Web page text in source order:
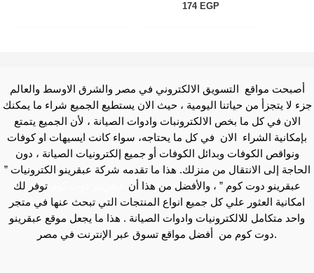
174 EGP
أصبحت مواقع التسويق الالكتروني في مصر والشرق الاوسط والعالم
جزء لا يتجزأ من حياتنا اليومية ، حيث الان يستطيع الجميع شراء ما يمكنك
الان في كل ما بخص الالكترونبات وادوات الصيانة ، لأن الجميع يتمتع
بإمكانية الشراء الان في كل ما يحتاجه، سواء كانت ايسيهات او كوفات
ونواقص الكوفات وبدائل الكوفات أو جميع إلكترونيات الصيانة ، دون
الحاجة إلى الانتقال من منزلك. هذا ما تقدمه شركة عبقرينو الكترونيات ”
عبقرينو دوت كوم ” ، والأفضل من هذا أن
توفر لك
امكانية العثور علي كل جميع انواع المنتجات التي تبحث عنها في متجر
واحد متكامل للالكترونيات وادوات الصيانة . هذا ما يجعل موقع عبقرينو
دوت كوم من أفضل مواقع تسوق عبر الإنترنت في مصر.